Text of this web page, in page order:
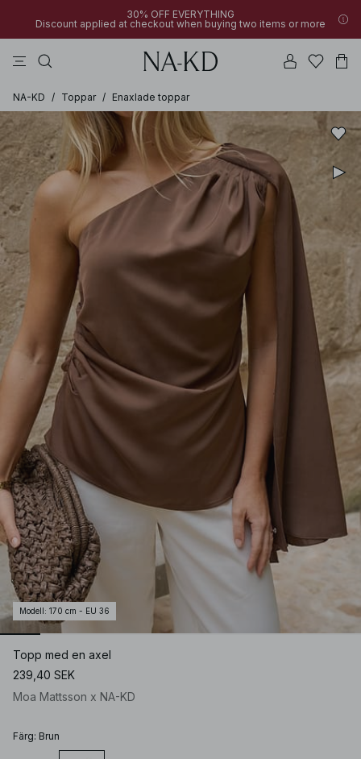
30% OFF EVERYTHING
Discount applied at checkout when buying two items or more
NA-KD / Toppar / Enaxlade toppar
Modell : 170 cm - EU 36
Topp med en axel
239,40 SEK
Moa Mattsson x NA-KD
Färg: Brun